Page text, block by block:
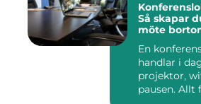
Så skapar
möte
En
handlar i
projektor,
pausen. Allt